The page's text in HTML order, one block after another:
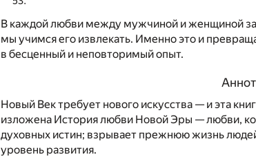
В каждой любви между мужчиной и женщиной
мы учимся его извлекать. Именно это и
в бесценный и неповторимый опыт.
Новый Век требует нового искусства — и эта
изложена История любви Новой Эры — любви,
духовных истин; взрывает прежнюю жизнь
уровень развития.